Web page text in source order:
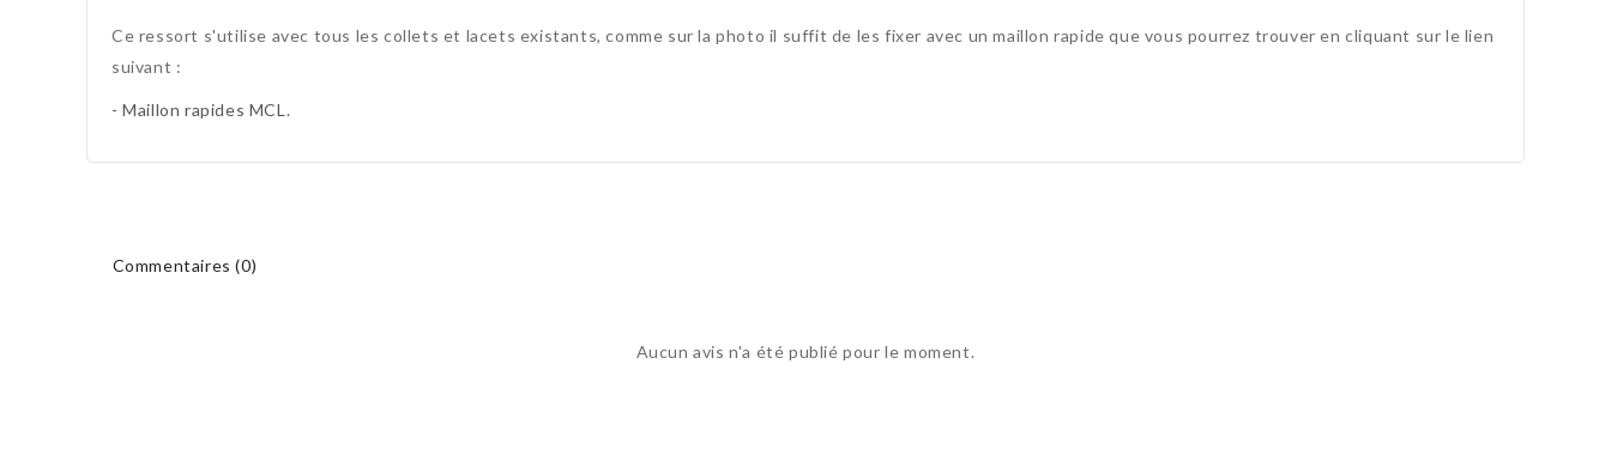
Ce ressort s'utilise avec tous les collets et lacets existants, comme sur la photo il suffit de les fixer avec un maillon rapide que vous pourrez trouver en cliquant sur le lien
suivant :
- Maillon rapides MCL.
Commentaires (0)
Aucun avis n'a été publié pour le moment.